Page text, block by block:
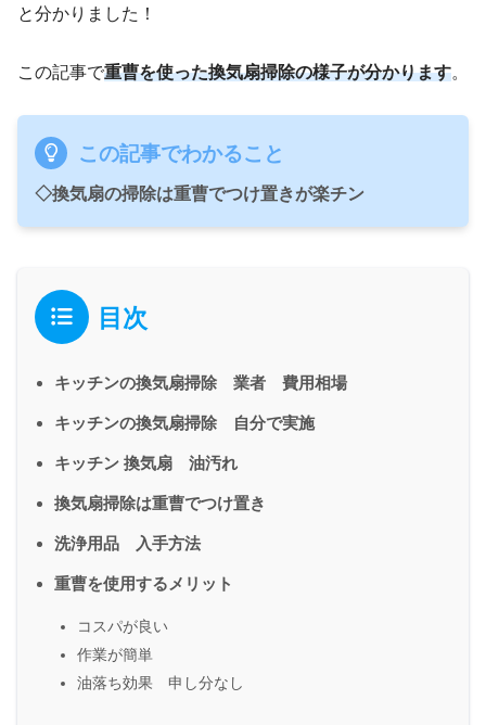
と分かりました！
この記事で重曹を使った換気扇掃除の様子が分かります。
この記事でわかること
◇換気扇の掃除は重曹でつけ置きが楽チン
目次
キッチンの換気扇掃除 業者 費用相場
キッチンの換気扇掃除 自分で実施
キッチン 換気扇 油汚れ
換気扇掃除は重曹でつけ置き
洗浄用品 入手方法
重曹を使用するメリット
コスパが良い
作業が簡単
油落ち効果 申し分なし